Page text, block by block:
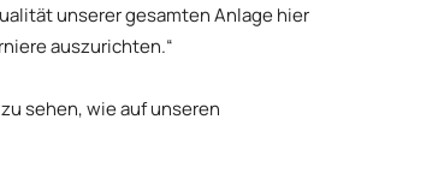
unserer gesamten Anlage hier
auszurichten.“
sehen, wie auf unseren